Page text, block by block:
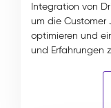
Integration von
um die Customer
optimieren und
und Erfahrungen